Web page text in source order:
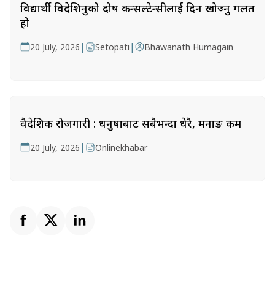
विद्यार्थी विदेशिनुको दोष कन्सल्टेन्सीलाई दिन खोज्नु गलत
हो
20 July, 2026 | Setopati | Bhawanath Humagain
वैदेशिक रोजगारी : धनुषाबाट सबैभन्दा धेरै, मनाङ कम
20 July, 2026 | Onlinekhabar